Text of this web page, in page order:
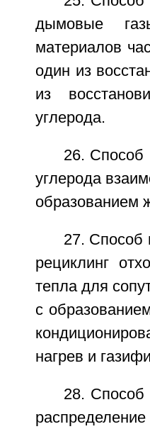
дымовые
материалов
один из
из
углерода.
26. Способ
углерода
образованием
27. Способ
рециклинг
тепла для
с
нагрев и
28. Способ